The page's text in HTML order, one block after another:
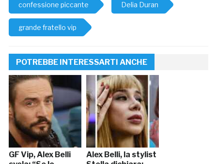
confessione piccante Delia Duran
grande fratello vip
POTREBBE INTERESSARTI ANCHE
GF Vip, Alex Belli
Alex Belli, la stylist